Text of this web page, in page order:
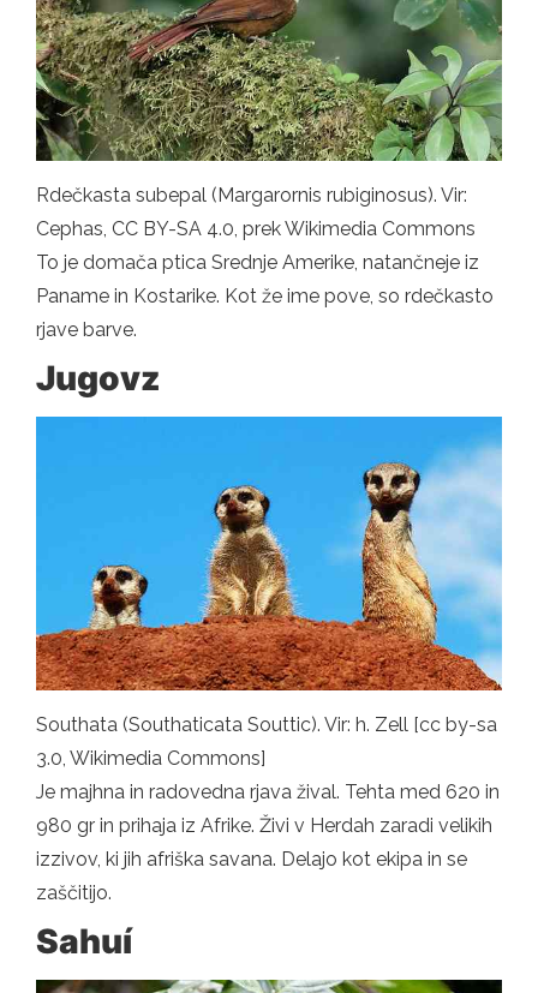
Rdečkasta subepal (Margarornis rubiginosus). Vir:
Cephas, CC BY-SA 4.0, prek Wikimedia Commons
To je domača ptica Srednje Amerike, natančneje iz
Paname in Kostarike. Kot že ime pove, so rdečkasto
rjave barve.
Jugovz
Southata (Southaticata Souttic). Vir: h. Zell [cc by-sa
3.0, Wikimedia Commons]
Je majhna in radovedna rjava žival. Tehta med 620 in
980 gr in prihaja iz Afrike. Živi v Herdah zaradi velikih
izzivov, ki jih afriška savana. Delajo kot ekipa in se
zaščitijo.
Sahuí